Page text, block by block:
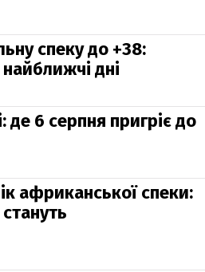
спеку до +38:
дні
де 6 серпня пригріє до
африканської спеки: